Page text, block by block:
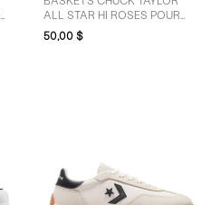
ALL STAR HI ROSES POUR
JEUNES ENFANTS
50,00 $